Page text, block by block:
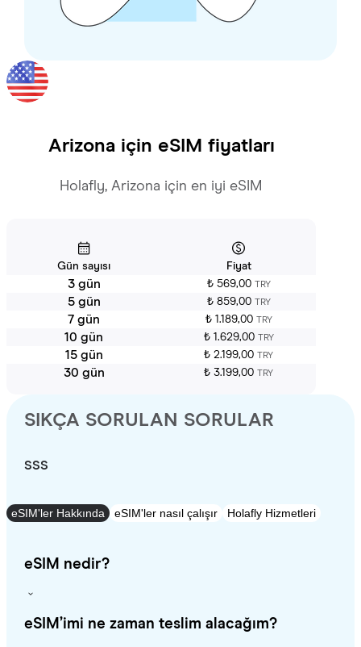
Arizona için eSIM fiyatları
Holafly, Arizona için en iyi eSIM
Gün sayısı Fiyat
3 gün ₺ 569,00 TRY
5 gün ₺ 859,00 TRY
7 gün ₺ 1.189,00 TRY
10 gün ₺ 1.629,00 TRY
15 gün ₺ 2.199,00 TRY
30 gün ₺ 3.199,00 TRY
SIKÇA SORULAN SORULAR
SSS
eSIM'ler Hakkında eSIM'ler nasıl çalışır Holafly Hizmetleri
eSIM nedir?
eSIM’imi ne zaman teslim alacağım?